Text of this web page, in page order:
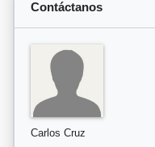
Contáctanos
Carlos Cruz